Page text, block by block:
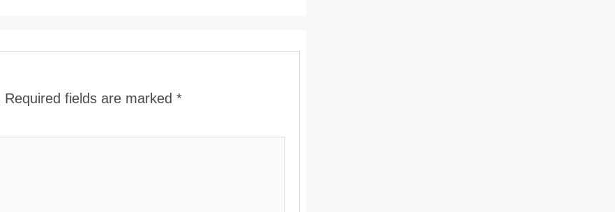
Required fields are marked *